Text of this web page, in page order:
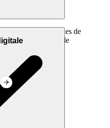
animés ou statiques de
logiciels d’images de
de médias.